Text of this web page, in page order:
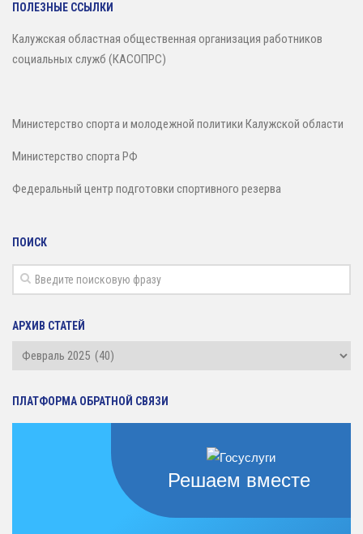
ПОЛЕЗНЫЕ ССЫЛКИ
Калужская областная общественная организация работников
социальных служб (КАСОПРС)
Министерство спорта и молодежной политики Калужской области
Министерство спорта РФ
Федеральный центр подготовки спортивного резерва
ПОИСК
АРХИВ СТАТЕЙ
Архив
ПЛАТФОРМА ОБРАТНОЙ СВЯЗИ
Решаем вместе